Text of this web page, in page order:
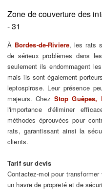
Zone de couverture des
- 31
À Bordes-de-Riviere, les rats
de sérieux problèmes dans
seulement ils endommagent
mais ils sont également
leptospirose. Leur présence
majeurs. Chez Stop Guêpes,
l'importance d'éliminer
méthodes éprouvées pour
rats, garantissant ainsi la
clients.
Tarif sur devis
Contactez-moi pour
un havre de propreté et de